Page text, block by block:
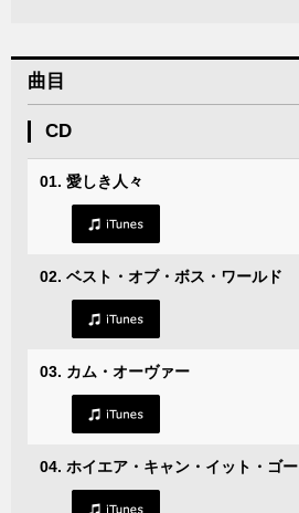
曲目
CD
01. 愛しき人々
02. ベスト・オブ・ボス・ワールド
03. カム・オーヴァー
04. ホイエア・キャン・イット・ゴー